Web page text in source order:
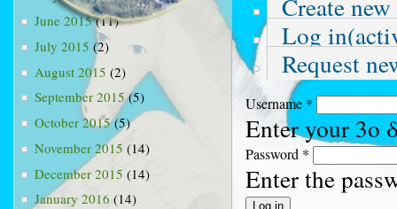
June 2015(11)
July 2015 (2)
August 2015 (2)
September 2015(5)
October 2015(5)
November 2015 (14)
December 2015 (14)
January 2016 (14)
Log in
Request
Username *
Enter your 3ο
Password *
Enter the